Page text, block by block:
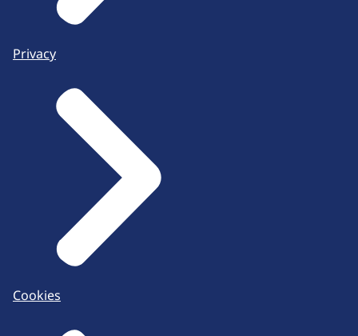
Privacy
Cookies